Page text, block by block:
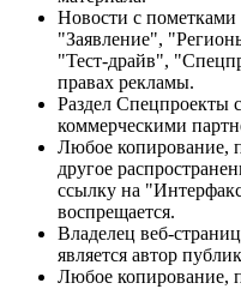
Новости с
"Заявление",
"Тест-драйв",
правах рекламы.
Раздел Спецпроекты
коммерческими
Любое копирование,
другое
ссылку на
воспрещается.
Владелец веб-
является автор
Любое копирование,